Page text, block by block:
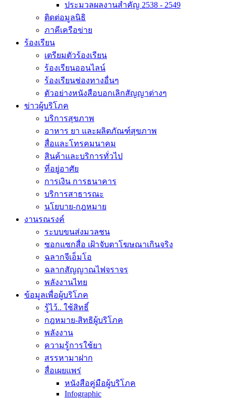
ประมวลผลงานสำคัญ 2538 - 2549
ติดต่อมูลนิธิ
ภาคีเครือข่าย
ร้องเรียน
เตรียมตัวร้องเรียน
ร้องเรียนออนไลน์
ร้องเรียนช่องทางอื่นๆ
ตัวอย่างหนังสือบอกเลิกสัญญาต่างๆ
ข่าวผู้บริโภค
บริการสุขภาพ
อาหาร ยา และผลิตภัณฑ์สุขภาพ
สื่อและโทรคมนาคม
สินค้าและบริการทั่วไป
ที่อยู่อาศัย
การเงิน การธนาคาร
บริการสาธารณะ
นโยบาย-กฎหมาย
งานรณรงค์
ระบบขนส่งมวลชน
ซอกแซกสื่อ เฝ้าจับตาโฆษณาเกินจริง
ฉลากจีเอ็มโอ
ฉลากสัญญาณไฟจราจร
พลังงานไทย
ข้อมูลเพื่อผู้บริโภค
รู้ไว้.. ใช้สิทธิ์
กฎหมาย-สิทธิผู้บริโภค
พลังงาน
ความรู้การใช้ยา
สรรหามาฝาก
สื่อเผยแพร่
หนังสือคู่มือผู้บริโภค
Infographic